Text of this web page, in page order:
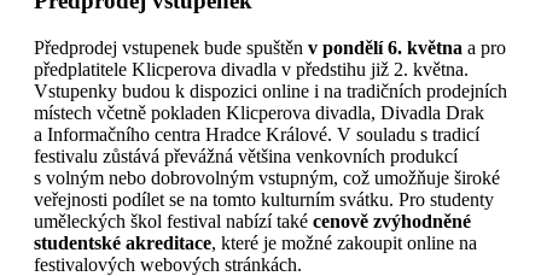
Předprodej vstupenek bude spuštěn v pondělí 6. května a pro
předplatitele Klicperova divadla v předstihu již 2. května.
Vstupenky budou k dispozici online i na tradičních prodejních
místech včetně pokladen Klicperova divadla, Divadla Drak
a Informačního centra Hradce Králové. V souladu s tradicí
festivalu zůstává převážná většina venkovních produkcí
s volným nebo dobrovolným vstupným, což umožňuje široké
veřejnosti podílet se na tomto kulturním svátku. Pro studenty
uměleckých škol festival nabízí také cenově zvýhodněné
studentské akreditace, které je možné zakoupit online na
festivalových webových stránkách.